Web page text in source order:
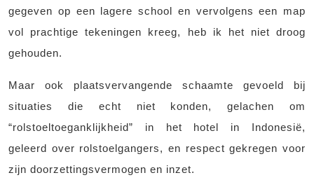
gegeven op een lagere school en vervolgens een map
vol prachtige tekeningen kreeg, heb ik het niet droog
gehouden.
Maar ook plaatsvervangende schaamte gevoeld bij
situaties die echt niet konden, gelachen om
“rolstoeltoeganklijkheid” in het hotel in Indonesië,
geleerd over rolstoelgangers, en respect gekregen voor
zijn doorzettingsvermogen en inzet.